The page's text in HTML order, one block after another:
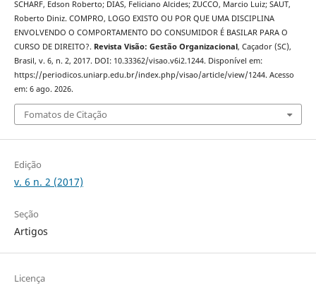
SCHARF, Edson Roberto; DIAS, Feliciano Alcides; ZUCCO, Marcio Luiz; SAUT,
Roberto Diniz. COMPRO, LOGO EXISTO OU POR QUE UMA DISCIPLINA
ENVOLVENDO O COMPORTAMENTO DO CONSUMIDOR É BASILAR PARA O
CURSO DE DIREITO?. Revista Visão: Gestão Organizacional, Caçador (SC),
Brasil, v. 6, n. 2, 2017. DOI: 10.33362/visao.v6i2.1244. Disponível em:
https://periodicos.uniarp.edu.br/index.php/visao/article/view/1244. Acesso
em: 6 ago. 2026.
Fomatos de Citação
Edição
v. 6 n. 2 (2017)
Seção
Artigos
Licença